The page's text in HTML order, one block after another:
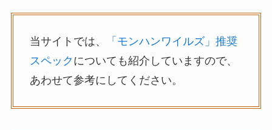
当サイトでは、
「モンハンワイルズ」推奨
スペック についても紹介していますので、
あわせて参考にしてください。